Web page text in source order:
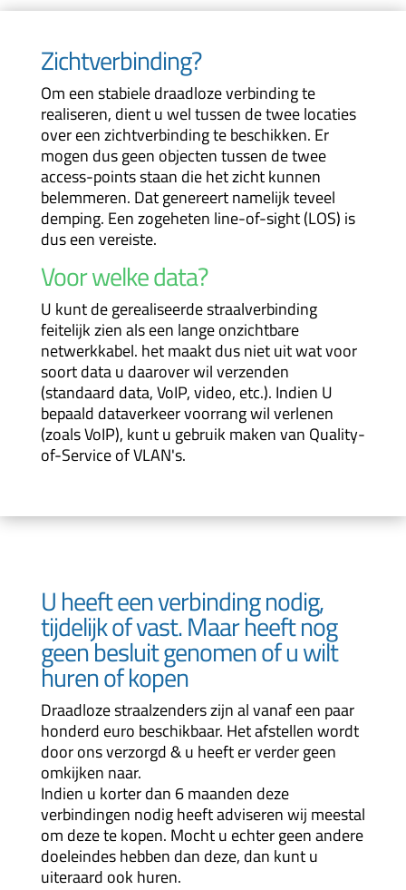
Zichtverbinding?
Om een stabiele draadloze verbinding te
realiseren, dient u wel tussen de twee locaties
over een zichtverbinding te beschikken. Er
mogen dus geen objecten tussen de twee
access-points staan die het zicht kunnen
belemmeren. Dat genereert namelijk teveel
demping. Een zogeheten line-of-sight (LOS) is
dus een vereiste.
Voor welke data?
U kunt de gerealiseerde straalverbinding
feitelijk zien als een lange onzichtbare
netwerkkabel. het maakt dus niet uit wat voor
soort data u daarover wil verzenden
(standaard data, VoIP, video, etc.). Indien U
bepaald dataverkeer voorrang wil verlenen
(zoals VoIP), kunt u gebruik maken van Quality-
of-Service of VLAN's.
U heeft een verbinding nodig,
tijdelijk of vast. Maar heeft nog
geen besluit genomen of u wilt
huren of kopen
Draadloze straalzenders zijn al vanaf een paar
honderd euro beschikbaar. Het afstellen wordt
door ons verzorgd & u heeft er verder geen
omkijken naar.
Indien u korter dan 6 maanden deze
verbindingen nodig heeft adviseren wij meestal
om deze te kopen. Mocht u echter geen andere
doeleindes hebben dan deze, dan kunt u
uiteraard ook huren.